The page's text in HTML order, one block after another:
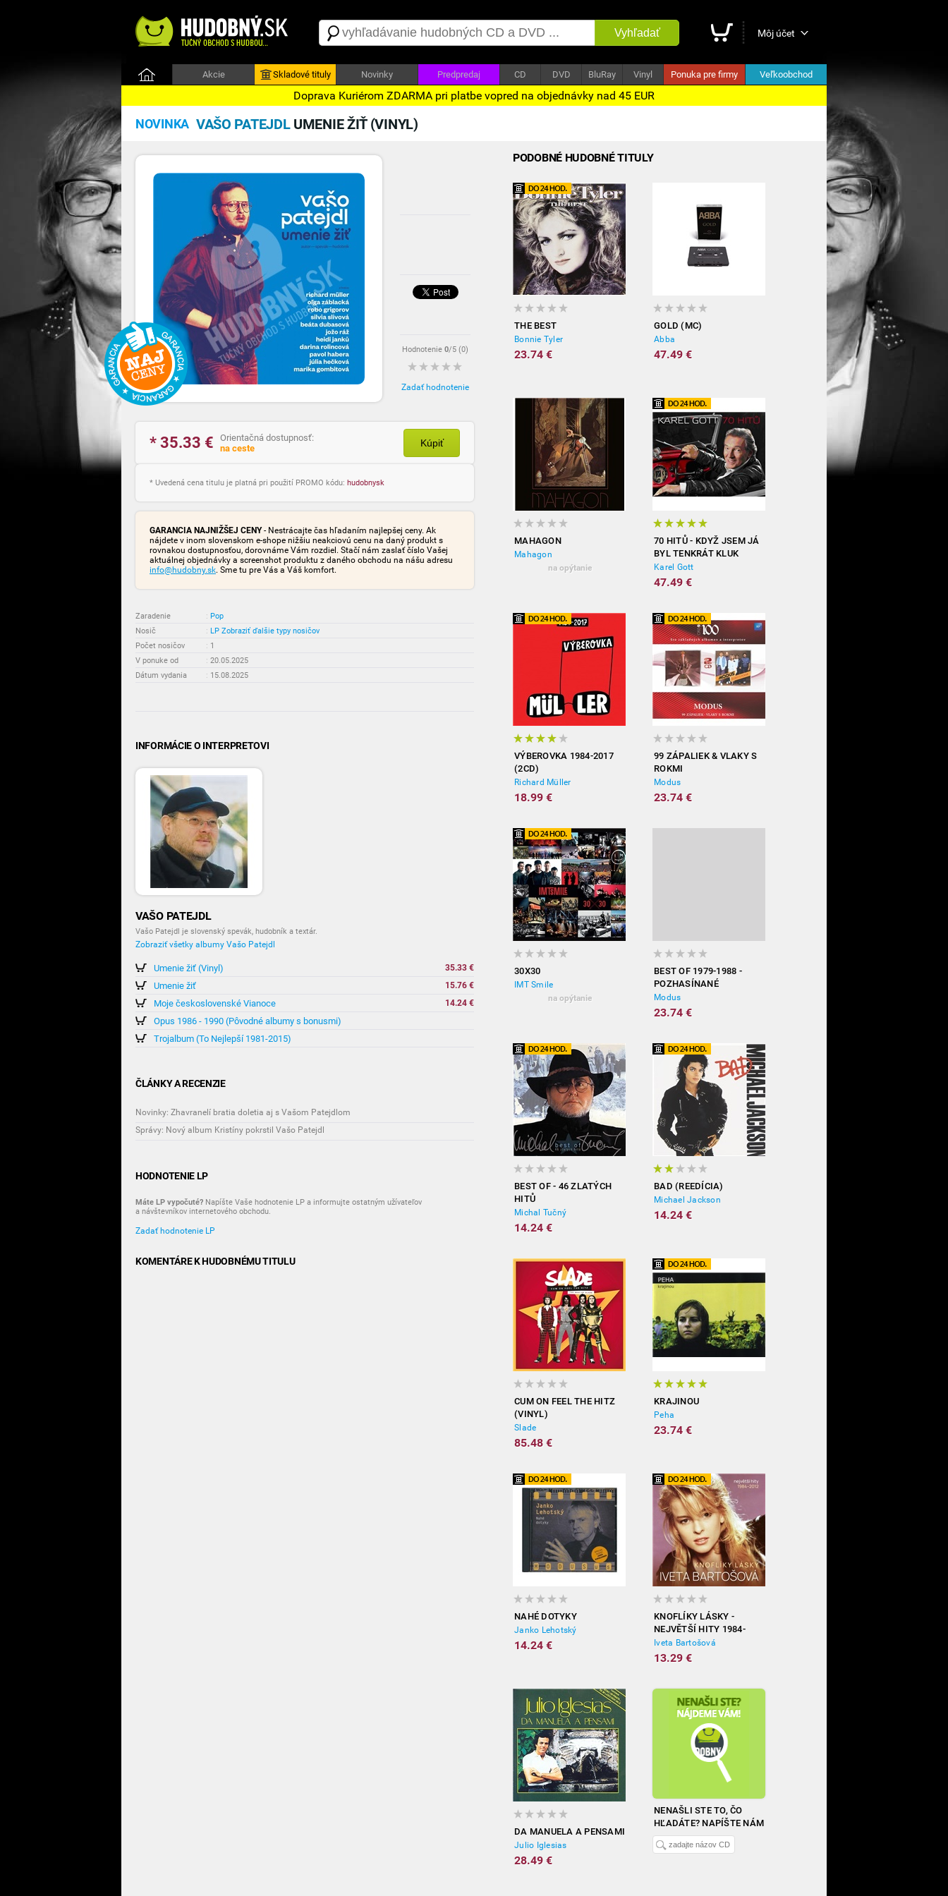
Vyhľadať Môj účet
Akcie Skladové tituly Novinky Predpredaj CD DVD BluRay Vinyl Ponuka pre firmy Veľkoobchod
Doprava Kuriérom ZDARMA pri platbe vopred na objednávky nad 45 EUR
NOVINKA VAŠO PATEJDL UMENIE ŽIŤ (VINYL)
Hodnotenie 0/5 (0)
Zadať hodnotenie
* 35.33 €
Orientačná dostupnosť:
na ceste
Kúpiť
* Uvedená cena titulu je platná pri použití PROMO kódu: hudobnysk
GARANCIA NAJNIŽŠEJ CENY- Nestrácajte čas hľadaním najlepšej ceny. Ak
nájdete v inom slovenskom e-shope nižšiu neakciovú cenu na daný produkt s
rovnakou dostupnosťou, dorovnáme Vám rozdiel. Stačí nám zaslať číslo Vašej
aktuálnej objednávky a screenshot produktu z daného obchodu na nášu adresu
info@hudobny.sk. Sme tu pre Vás a Váš komfort.
Zaradenie : Pop
Nosič
: LP Zobraziť ďalšie typy nosičov
Počet nosičov
: 1
V ponuke od
: 20.05.2025
Dátum vydania
: 15.08.2025
INFORMÁCIE O INTERPRETOVI
VAŠO PATEJDL
Vašo Patejdl je slovenský spevák, hudobník a textár.
Zobraziť všetky albumy Vašo Patejdl
Umenie žiť (Vinyl) 35.33 €
Umenie žiť 15.76 €
Moje československé Vianoce 14.24 €
Opus 1986 - 1990 (Pôvodné albumy s bonusmi)
Trojalbum (To Nejlepší 1981-2015)
ČLÁNKY A RECENZIE
Novinky: Zhavranelí bratia doletia aj s Vašom Patejdlom
Správy: Nový album Kristíny pokrstil Vašo Patejdl
HODNOTENIE LP
Máte LP vypočuté? Napíšte Vaše hodnotenie LP a informujte ostatným užívateľov
a návštevníkov internetového obchodu.
Zadať hodnotenie LP
KOMENTÁRE K HUDOBNÉMU TITULU
PODOBNÉ HUDOBNÉ TITULY
THE BEST
Bonnie Tyler
23.74 €
GOLD (MC)
Abba
47.49 €
MAHAGON
Mahagon
na opýtanie
70 HITŮ - KDYŽ JSEM JÁ
BYL TENKRÁT KLUK
(3CD)
Karel Gott
47.49 €
VÝBEROVKA 1984-2017
(2CD)
Richard Müller
18.99 €
99 ZÁPALIEK & VLAKY S
ROKMI
Modus
23.74 €
30X30
IMT Smile
na opýtanie
BEST OF 1979-1988 -
POZHASÍNANÉ
Modus
23.74 €
BEST OF - 46 ZLATÝCH
HITŮ
Michal Tučný
14.24 €
BAD (REEDÍCIA)
Michael Jackson
14.24 €
CUM ON FEEL THE HITZ
(VINYL)
Slade
85.48 €
KRAJINOU
Peha
23.74 €
NAHÉ DOTYKY
Janko Lehotský
14.24 €
KNOFLÍKY LÁSKY -
NEJVĚTŠÍ HITY 1984-
2012
Iveta Bartošová
13.29 €
DA MANUELA A PENSAMI
Julio Iglesias
28.49 €
NENAŠLI STE TO, ČO
HĽADÁTE? NAPÍŠTE NÁM